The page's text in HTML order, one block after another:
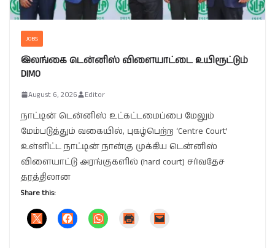
JOBS
இலங்கை டென்னிஸ் விளையாட்டை உயிரூட்டும்
DIMO
August 6, 2026 Editor
நாட்டின் டென்னிஸ் உட்கட்டமைப்பை மேலும்
மேம்படுத்தும் வகையில், புகழ்பெற்ற ‘Centre Court’
உள்ளிட்ட நாட்டின் நான்கு முக்கிய டென்னிஸ்
விளையாட்டு அரங்குகளில் (hard court) சர்வதேச
தரத்திலான
Share this: